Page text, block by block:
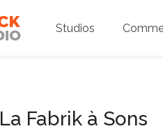
Studios
La Fabrik à Sons